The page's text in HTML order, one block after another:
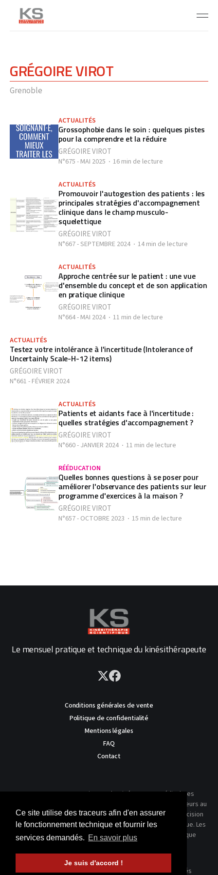
Ce site utilise des traceurs afin d'en assurer
le fonctionnement technique et fournir les
services demandés. En savoir plus
Je suis d'accord !
GRÉGOIRE VIROT
Grenoble
ACTUALITÉS
Grossophobie dans le soin : quelques pistes
pour la comprendre et la réduire
GRÉGOIRE VIROT
N°675 - MAI 2025 16 min de lecture
ACTUALITÉS
Promouvoir l'autogestion des patients : les
principales stratégies d'accompagnement
clinique dans le champ musculo-
squelettique
GRÉGOIRE VIROT
N°667 - SEPTEMBRE 2024 14 min de lecture
ACTUALITÉS
Approche centrée sur le patient : une vue
d'ensemble du concept et de son application
en pratique clinique
GRÉGOIRE VIROT
N°664 - MAI 2024 11 min de lecture
ACTUALITÉS
Testez votre intolérance à l'incertitude (Intolerance of
Uncertainly Scale-H-12 items)
GRÉGOIRE VIROT
N°661 - FÉVRIER 2024
ACTUALITÉS
Patients et aidants face à l'incertitude :
quelles stratégies d'accompagnement ?
GRÉGOIRE VIROT
N°660 - JANVIER 2024 11 min de lecture
RÉÉDUCATION
Quelles bonnes questions à se poser pour
améliorer l'observance des patients sur leur
programme d'exercices à la maison ?
GRÉGOIRE VIROT
N°657 - OCTOBRE 2023 15 min de lecture
Le mensuel pratique et technique du kinésithérapeute
Conditions générales de vente
Politique de confidentialité
Mentions légales
FAQ
Contact
AVERTISSEMENT : Ce site est destiné au corps médical. Les
traitements présentés ne reflètent que l'expérience des auteurs au
moment où leur article a été publié dans notre journal. La décision
thérapeutique ne peut se prendre qu'après un examen clinique. Les
techniques publiées ici ne sauraient justifier une quelconque
© 2026 Kinésithérapie Scientifique - Tous droits réservés